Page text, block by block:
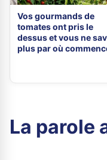
Vos gourmands de
tomates ont pris le
dessus et vous ne
plus par où
La parole